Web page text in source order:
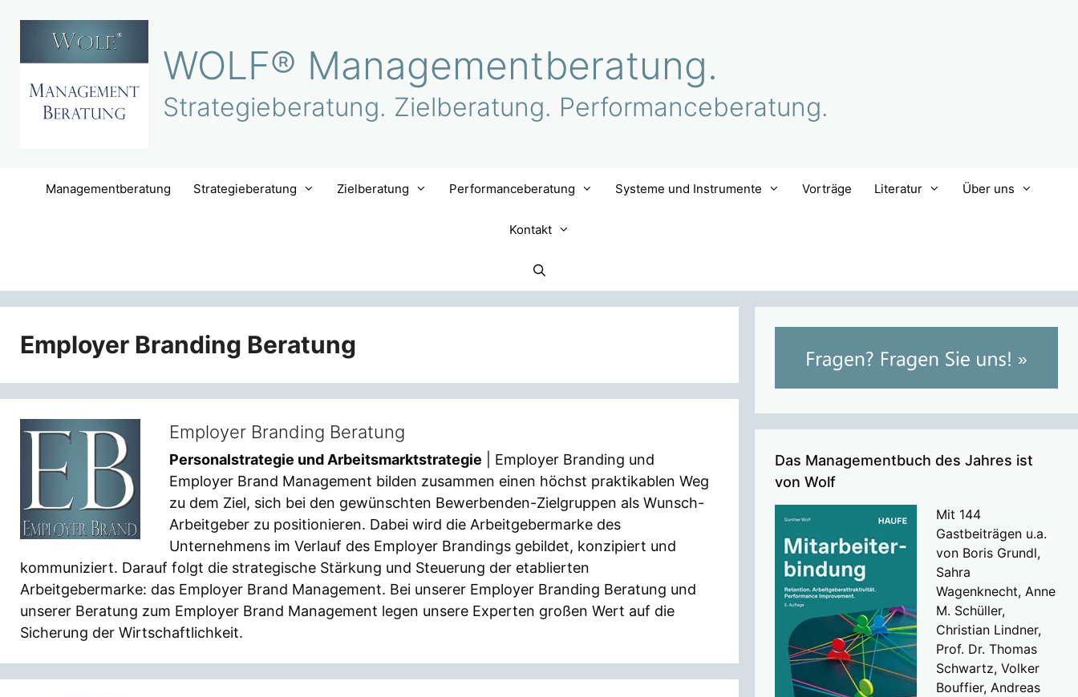
springen
WOLF® Managementberatung.
Strategieberatung. Zielberatung. Performanceberatung.
Managementberatung Strategieberatung Zielberatung Performanceberatung Systeme und Instrumente Vorträge Literatur Über uns
Kontakt
Employer Branding Beratung
Employer Branding Beratung
Personalstrategie und Arbeitsmarktstrategie | Employer Branding und
Employer Brand Management bilden zusammen einen höchst praktikablen Weg
zu dem Ziel, sich bei den gewünschten Bewerbenden-Zielgruppen als Wunsch-
Arbeitgeber zu positionieren. Dabei wird die Arbeitgebermarke des
Unternehmens im Verlauf des Employer Brandings gebildet, konzipiert und
kommuniziert. Darauf folgt die strategische Stärkung und Steuerung der etablierten
Arbeitgebermarke: das Employer Brand Management. Bei unserer Employer Branding Beratung und
unserer Beratung zum Employer Brand Management legen unsere Experten großen Wert auf die
Sicherung der Wirtschaftlichkeit.
Das Managementbuch des Jahres ist
von Wolf
Mit 144
Gastbeiträgen u.a.
von Boris Grundl,
Sahra
Wagenknecht, Anne
M. Schüller,
Christian Lindner,
Prof. Dr. Thomas
Schwartz, Volker
Bouffier, Andreas